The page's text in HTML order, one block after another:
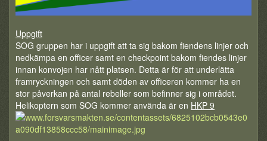
Uppgift
SOG gruppen har i uppgift att ta sig bakom fiendens linjer och
nedkämpa en officer samt en checkpoint bakom fiendes linjer
innan konvojen har nått platsen. Detta är för att underlätta
framryckningen och samt döden av officeren kommer ha en
stor påverkan på antal rebeller som befinner sig i området.
Helikoptern som SOG kommer använda är en HKP 9